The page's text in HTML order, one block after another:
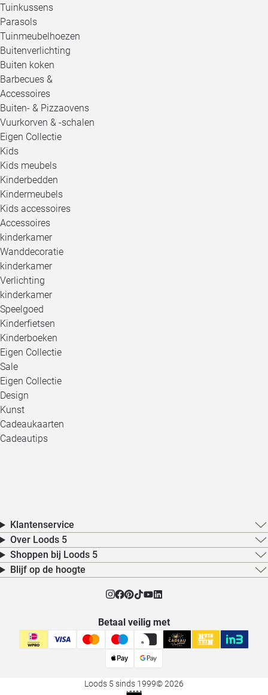
Tuinkussens
Parasols
Tuinmeubelhoezen
Buitenverlichting
Buiten koken
Barbecues &
Accessoires
Buiten- & Pizzaovens
Vuurkorven & -schalen
Eigen Collectie
Kids
Kids meubels
Kinderbedden
Kindermeubels
Kids accessoires
Accessoires
kinderkamer
Wanddecoratie
kinderkamer
Verlichting
kinderkamer
Speelgoed
Kinderfietsen
Kinderboeken
Eigen Collectie
Sale
Eigen Collectie
Design
Kunst
Cadeaukaarten
Cadeautips
Klantenservice
Over Loods 5
Shoppen bij Loods 5
Blijf op de hoogte
Betaal veilig met
Loods 5 sinds 1999© 2026